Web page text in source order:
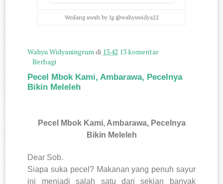
Wedang uwuh by Ig @wahyuwidya22
Wahyu Widyaningrumdi 13.42 13 komentar
Berbagi
Pecel Mbok Kami, Ambarawa, Pecelnya
Bikin Meleleh
Pecel Mbok Kami, Ambarawa, Pecelnya
Bikin Meleleh
Dear Sob.
Siapa suka pecel? Makanan yang penuh sayur
ini menjadi salah satu dari sekian banyak